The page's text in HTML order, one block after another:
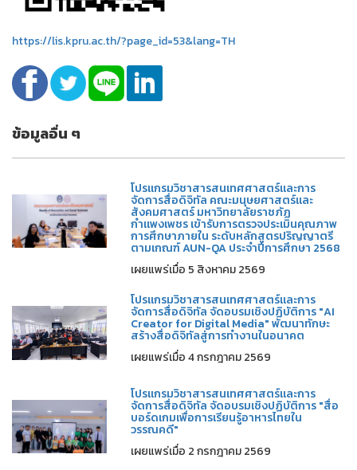
https://lis.kpru.ac.th/?page_id=53&lang=TH
ข้อมูลอื่น ๆ
โปรแกรมวิชาสารสนเทศศาสตร์และการ
จัดการสื่อดิจิทัล คณะมนุษยศาสตร์และ
สังคมศาสตร์ มหาวิทยาลัยราชภัฏ
กำแพงเพชร เข้ารับการตรวจประเมินคุณภาพ
การศึกษาภายใน ระดับหลักสูตรปริญญาตรี
ตามเกณฑ์ AUN-QA ประจำปีการศึกษา 2568
เผยแพร่เมื่อ 5 สิงหาคม 2569
โปรแกรมวิชาสารสนเทศศาสตร์และการ
จัดการสื่อดิจิทัล จัดอบรมเชิงปฏิบัติการ "AI
Creator for Digital Media" พัฒนาทักษะ
สร้างสื่อดิจิทัลสู่การทำงานในอนาคต
เผยแพร่เมื่อ 4 กรกฎาคม 2569
โปรแกรมวิชาสารสนเทศศาสตร์และการ
จัดการสื่อดิจิทัล จัดอบรมเชิงปฏิบัติการ "สื่อ
บอร์ดเกมเพื่อการเรียนรู้อาหารไทยใน
วรรณคดี"
เผยแพร่เมื่อ 2 กรกฎาคม 2569